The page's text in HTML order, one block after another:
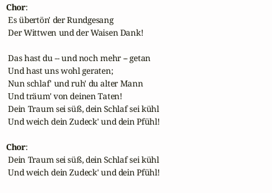
Chor:
Es übertön' der Rundgesang
Der Wittwen und der Waisen Dank!
Das hast du -- und noch mehr -- getan
Und hast uns wohl geraten;
Nun schlaf' und ruh' du alter Mann
Und träum' von deinen Taten!
Dein Traum sei süß, dein Schlaf sei kühl
Und weich dein Zudeck' und dein Pfühl!
Chor:
Dein Traum sei süß, dein Schlaf sei kühl
Und weich dein Zudeck' und dein Pfühl!